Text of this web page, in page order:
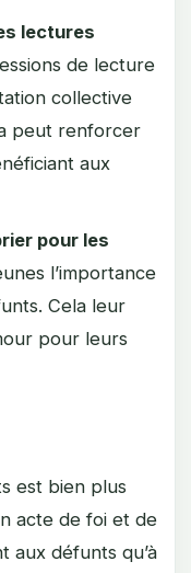
lectures
de lecture
collective
peut renforcer
aux
pour les
l’importance
Cela leur
pour leurs
est bien plus
acte de foi et de
aux défunts qu’à